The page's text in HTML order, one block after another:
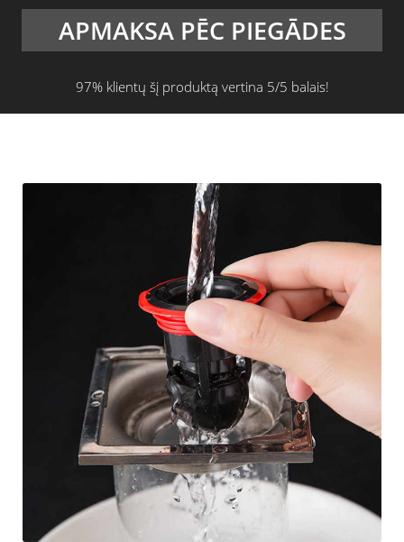
APMAKSA PĒC PIEGĀDES
97% klientų šį produktą vertina 5/5 balais!